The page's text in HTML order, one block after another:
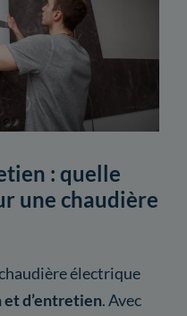
: quelle
une chaudière
électrique
d’entretien. Avec